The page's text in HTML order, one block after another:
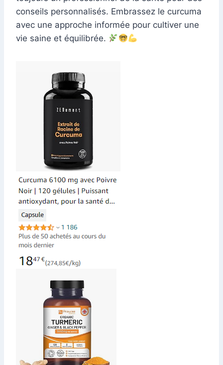
conseils personnalisés. Embrassez le curcuma
avec une approche informée pour cultiver une
vie saine et équilibrée.